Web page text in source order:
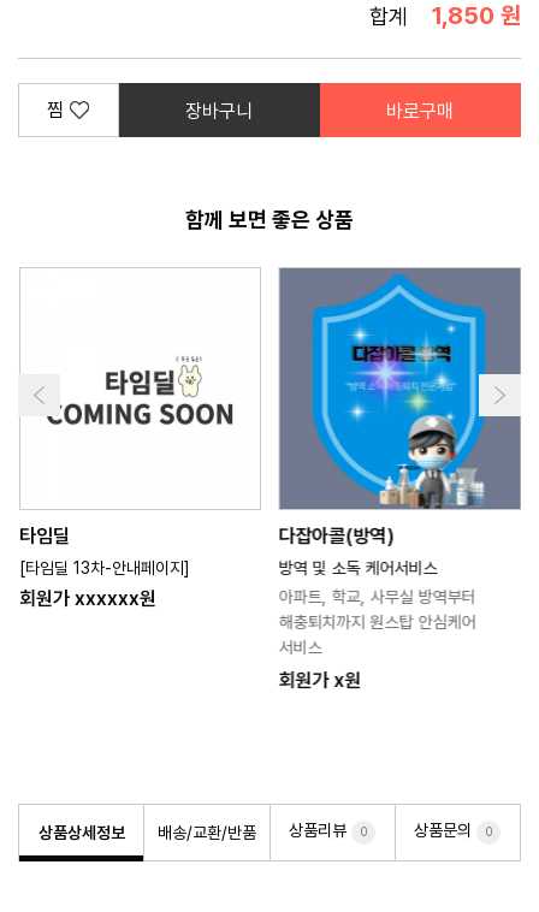
합계 1,850 원
찜 장바구니 바로구매
함께 보면 좋은 상품
타임딜
[타임딜 13차-안내페이지]
회원가 xxxxxx원
다잡아콜(방역)
방역 및 소독 케어서비스
아파트, 학교, 사무실 방역부터
해충퇴치까지 원스탑 안심케어
서비스
회원가 x원
상품상세정보 배송/교환/반품 상품리뷰 0 상품문의 0